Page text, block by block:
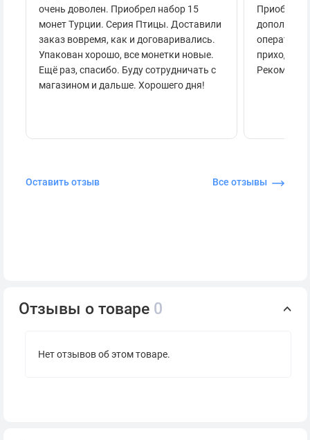
очень доволен. Приобрел набор 15
монет Турции. Серия Птицы. Доставили
заказ вовремя, как и договаривались.
Упакован хорошо, все монетки новые.
Ещё раз, спасибо. Буду сотрудничать с
магазином и дальше. Хорошего дня!
приходило
Оставить отзыв Все отзывы
Отзывы о товаре 0
Нет отзывов об этом товаре.